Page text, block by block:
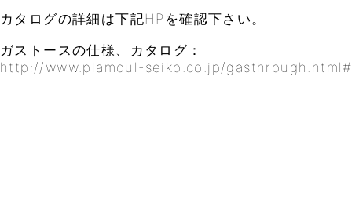
カタログの詳細は下記HPを確認下さい。
ガストースの仕様、カタログ：
http://www.plamoul-seiko.co.jp/